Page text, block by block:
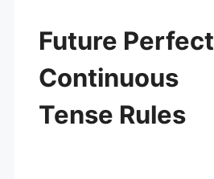
Future Perfect
Continuous
Tense Rules